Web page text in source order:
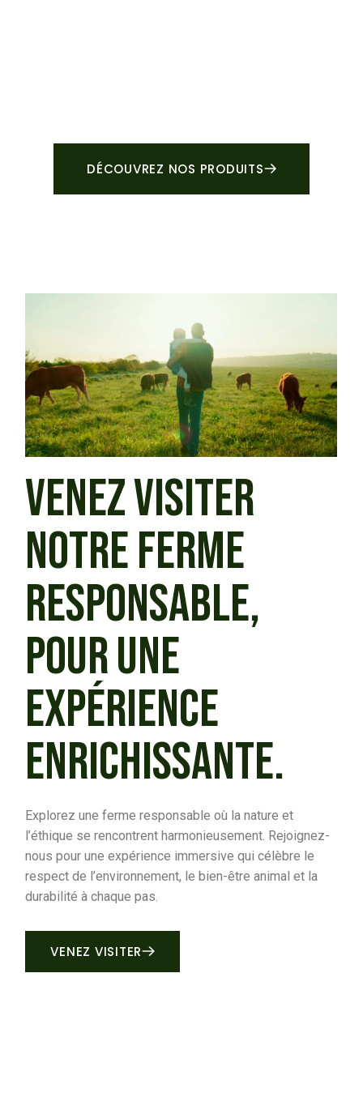
DÉCOUVREZ NOS PRODUITS
VENEZ VISITER
NOTRE FERME
RESPONSABLE,
POUR UNE
EXPÉRIENCE
ENRICHISSANTE.
Explorez une ferme responsable où la nature et
l’éthique se rencontrent harmonieusement. Rejoignez-
nous pour une expérience immersive qui célèbre le
respect de l’environnement, le bien-être animal et la
durabilité à chaque pas.
VENEZ VISITER